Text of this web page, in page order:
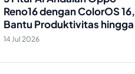
Reno16 dengan ColorOS 16,
Bantu Produktivitas hingga
Edit Foto Lebih Praktis
14 Jul 2026